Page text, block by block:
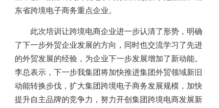
东省跨境电子商务重点企业。
此次培训让跨境电商企业进一步认清了形势，明确
了下一步外贸企业发展的方向，同时也交流学习了先进
的外贸发展的经验，为企业下一步发展增加了新动能。
李总表示，下一步我集团将加快推进集团外贸领域新旧
动能转换步伐，扩大集团跨境电子商务发展规模，加快
提升自主品牌的竞争力，努力开创集团跨境电商发展新